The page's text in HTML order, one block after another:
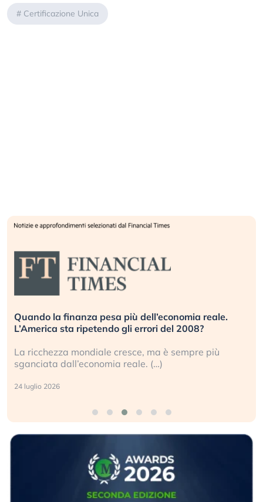
# Certificazione Unica
pesa più dell’economia reale.
gli errori del 2008?
cresce, ma è sempre più
reale. (…)
Russia e Cina
investitori stanno
Gli investitori tech